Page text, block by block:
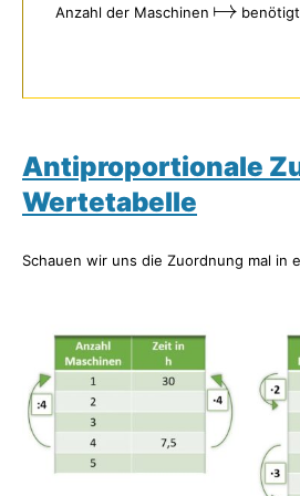
Anzahl der Maschinen
Antiproportionale
Wertetabelle
Schauen wir uns die Zuordnung mal in